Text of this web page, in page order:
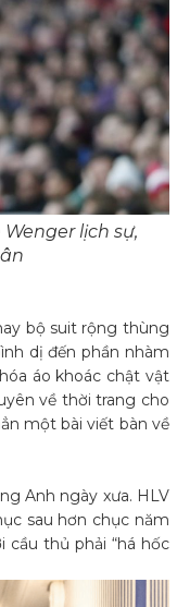
lịch sự,
bộ suit rộng thùng
dị đến phần nhàm
áo khoác chật vật
về thời trang cho
một bài viết bàn về
Anh ngày xưa. HLV
sau hơn chục năm
thủ phải “há hốc